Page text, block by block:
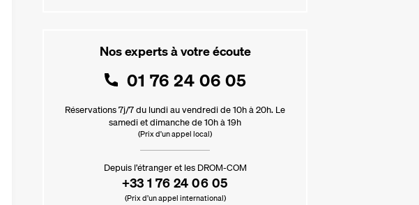
Nos experts à votre écoute
01 76 24 06 05
Réservations 7j/7 du lundi au vendredi de 10h à 20h. Le
samedi et dimanche de 10h à 19h
(Prix d'un appel local)
Depuis l’étranger et les DROM-COM
+33 1 76 24 06 05
(Prix d’un appel international)